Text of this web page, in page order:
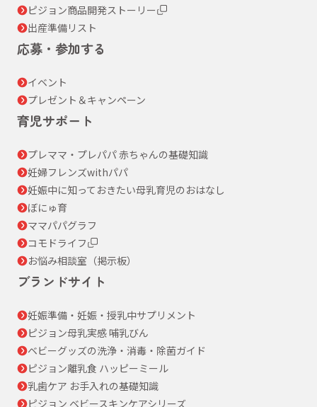
ピジョン商品開発ストーリー
出産準備リスト
応募・参加する
イベント
プレゼント＆キャンペーン
育児サポート
プレママ・プレパパ 赤ちゃんの基礎知識
妊婦フレンズwithパパ
妊娠中に知っておきたい母乳育児のおはなし
ぼにゅ育
ママパパグラフ
コモドライフ
お悩み相談室（掲示板）
ブランドサイト
妊娠準備・妊娠・授乳中サプリメント
ピジョン母乳実感 哺乳びん
ベビーグッズの洗浄・消毒・除菌ガイド
ピジョン離乳食 ハッピーミール
乳歯ケア お手入れの基礎知識
ピジョン ベビースキンケアシリーズ